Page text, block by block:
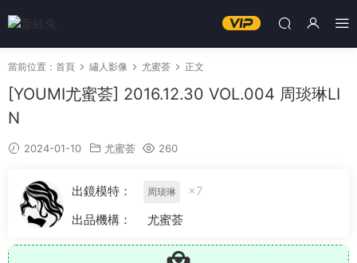
當前位置： 首頁 繡人影像 尤蜜荟 正文
[YOUMI尤蜜荟] 2016.12.30 VOL.004 周琰琳LI
N
2024-01-10 尤蜜荟 260
出鏡模特： 周琰琳
×7
出品機構：
尤蜜荟